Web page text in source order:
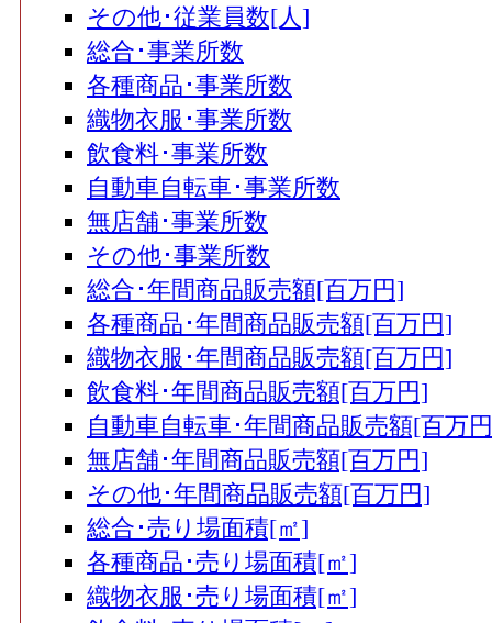
その他･従業員数[人]
総合･事業所数
各種商品･事業所数
織物衣服･事業所数
飲食料･事業所数
自動車自転車･事業所数
無店舗･事業所数
その他･事業所数
総合･年間商品販売額[百万円]
各種商品･年間商品販売額[百万円]
織物衣服･年間商品販売額[百万円]
飲食料･年間商品販売額[百万円]
自動車自転車･年間商品販売額[百万
無店舗･年間商品販売額[百万円]
その他･年間商品販売額[百万円]
総合･売り場面積[㎡]
各種商品･売り場面積[㎡]
織物衣服･売り場面積[㎡]